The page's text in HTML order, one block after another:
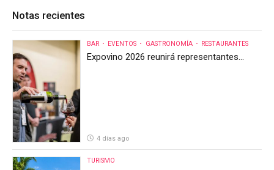
Notas recientes
BAR EVENTOS GASTRONOMÍA RESTAURANTES
Expovino 2026 reunirá representantes
4 días ago
TURISMO